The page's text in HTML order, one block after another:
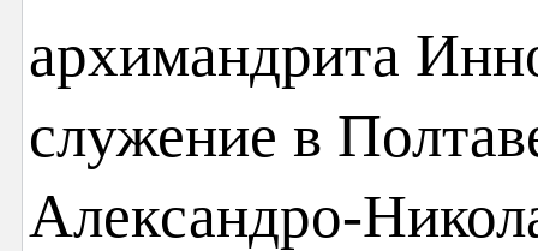
архимандрита
служение в
Александро-